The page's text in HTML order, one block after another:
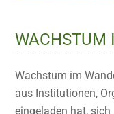
WACHSTUM
Wachstum im
aus Institutionen,
eingeladen hat,